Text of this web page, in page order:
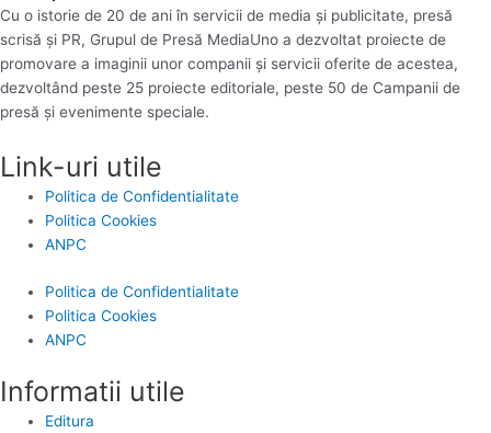
Cu o istorie de 20 de ani în servicii de media și publicitate, presă
scrisă și PR, Grupul de Presă MediaUno a dezvoltat proiecte de
promovare a imaginii unor companii și servicii oferite de acestea,
dezvoltând peste 25 proiecte editoriale, peste 50 de Campanii de
presă și evenimente speciale.
Link-uri utile
Politica de Confidentialitate
Politica Cookies
ANPC
Politica de Confidentialitate
Politica Cookies
ANPC
Informatii utile
Editura